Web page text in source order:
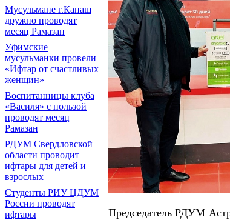
Мусульмане г.Канаш
дружно проводят
месяц Рамазан
Уфимские
мусульманки провели
«Ифтар от счастливых
женщин»
Воспитанницы клуба
«Василя» с пользой
проводят месяц
Рамазан
РДУМ Свердловской
области проводит
ифтары для детей и
взрослых
Студенты РИУ ЦДУМ
России проводят
ифтары
Председатель РДУМ